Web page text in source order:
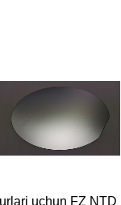
uchun FZ NTD